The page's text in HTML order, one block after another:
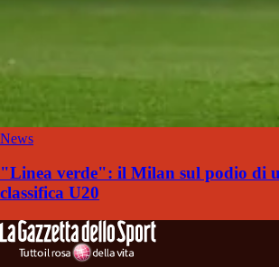
News
"Linea verde": il Milan sul podio di
classifica U20